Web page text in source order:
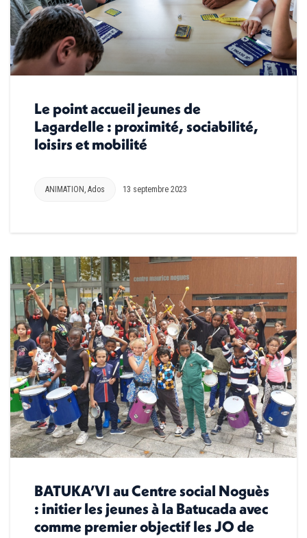
Le point accueil jeunes de
Lagardelle : proximité, sociabilité,
loisirs et mobilité
ANIMATION , Ados 13 septembre 2023
BATUKA’VI au Centre social Noguès
: initier les jeunes à la Batucada avec
comme premier objectif les JO de